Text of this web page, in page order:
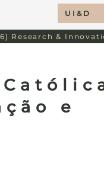
UI&D
Research &
e